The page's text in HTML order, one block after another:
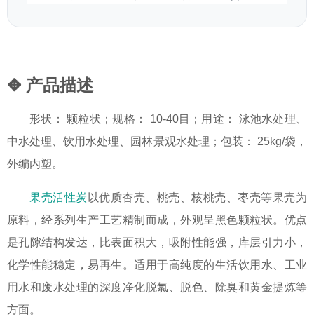
✥ 产品描述
形状： 颗粒状；规格： 10-40目；用途： 泳池水处理、
中水处理、饮用水处理、园林景观水处理；包装： 25kg/袋，
外编内塑。
果壳活性炭 以优质杏壳、桃壳、核桃壳、枣壳等果壳为
原料，经系列生产工艺精制而成，外观呈黑色颗粒状。优点
是孔隙结构发达，比表面积大，吸附性能强，库层引力小，
化学性能稳定，易再生。适用于高纯度的生活饮用水、工业
用水和废水处理的深度净化脱氯、脱色、除臭和黄金提炼等
方面。